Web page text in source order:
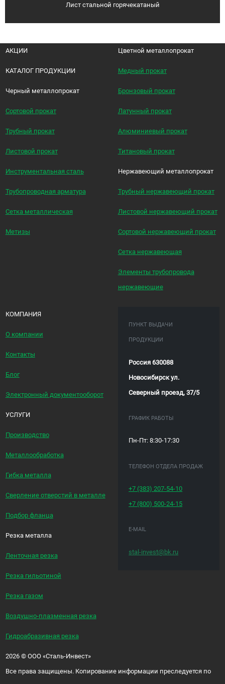
Лист стальной горячекатаный
АКЦИИ
КАТАЛОГ ПРОДУКЦИИ
Черный металлопрокат
Сортовой прокат
Трубный прокат
Листовой прокат
Инструментальная сталь
Трубопроводная арматура
Сетка металлическая
Метизы
Цветной металлопрокат
Медный прокат
Бронзовый прокат
Латунный прокат
Алюминиевый прокат
Титановый прокат
Нержавеющий металлопрокат
Трубный нержавеющий прокат
Листовой нержавеющий прокат
Сортовой нержавеющий прокат
Сетка нержавеющая
Элементы трубопровода
нержавеющие
КОМПАНИЯ
О компании
Контакты
Блог
Электронный документооборот
УСЛУГИ
Производство
Металлообработка
Гибка металла
Сверление отверстий в металле
Подбор фланца
Резка металла
Ленточная резка
Резка гильотиной
Резка газом
Воздушно-плазменная резка
Гидроабразивная резка
ПУНКТ ВЫДАЧИ
ПРОДУКЦИИ
Россия 630088
Новосибирск ул.
Северный проезд, 37/5
ГРАФИК РАБОТЫ
Пн-Пт: 8:30-17:30
ТЕЛЕФОН ОТДЕЛА ПРОДАЖ
+7 (383)207-54-10
+7 (800) 500-24-15
E-MAIL
stal-invest@bk.ru
2026 ©ООО «Сталь-Инвест»
Все права защищены. Копирование информации преследуется по